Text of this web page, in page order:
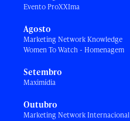
Evento ProXXIma
Agosto
Marketing Network Knowledge
Women To Watch - Homenagem
Setembro
Maximídia
Outubro
Marketing Network Internacional